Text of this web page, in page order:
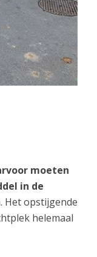
moeten
in de
Het opstijgende
helemaal